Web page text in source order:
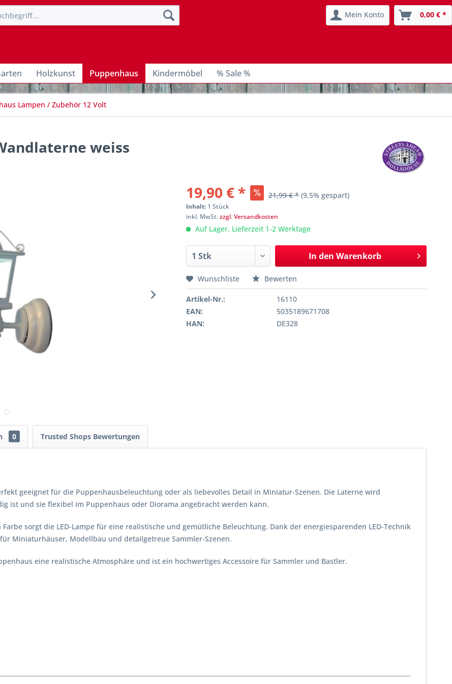
Mein Konto 0,00 € *
Holzkunst Puppenhaus Kindermöbel % Sale %
Lampen / Zubehör 12 Volt
weiss
19,90 € * 21,99 € * (9,5% gespart)
Inhalt: 1 Stück
inkl. MwSt.zzgl. Versandkosten
Auf Lager, Lieferzeit 1-2 Werktage
In den Warenkorb
Wunschliste Bewerten
Artikel-Nr.:
16110
EAN:
5035189671708
HAN:
DE328
0 Trusted Shops Bewertungen
geeignet für die Puppenhausbeleuchtung oder als liebevolles Detail in Miniatur-Szenen. Die Laterne wird
ist und sie flexibel im Puppenhaus oder Diorama angebracht werden kann.
sorgt die LED-Lampe für eine realistische und gemütliche Beleuchtung. Dank der energiesparenden LED-Technik
Miniaturhäuser, Modellbau und detailgetreue Sammler-Szenen.
eine realistische Atmosphäre und ist ein hochwertiges Accessoire für Sammler und Bastler.